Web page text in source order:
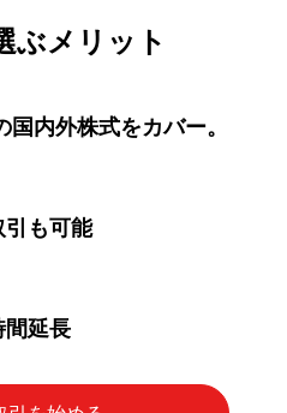
ぶメリット
内外株式をカバー。
引も可能
間延長